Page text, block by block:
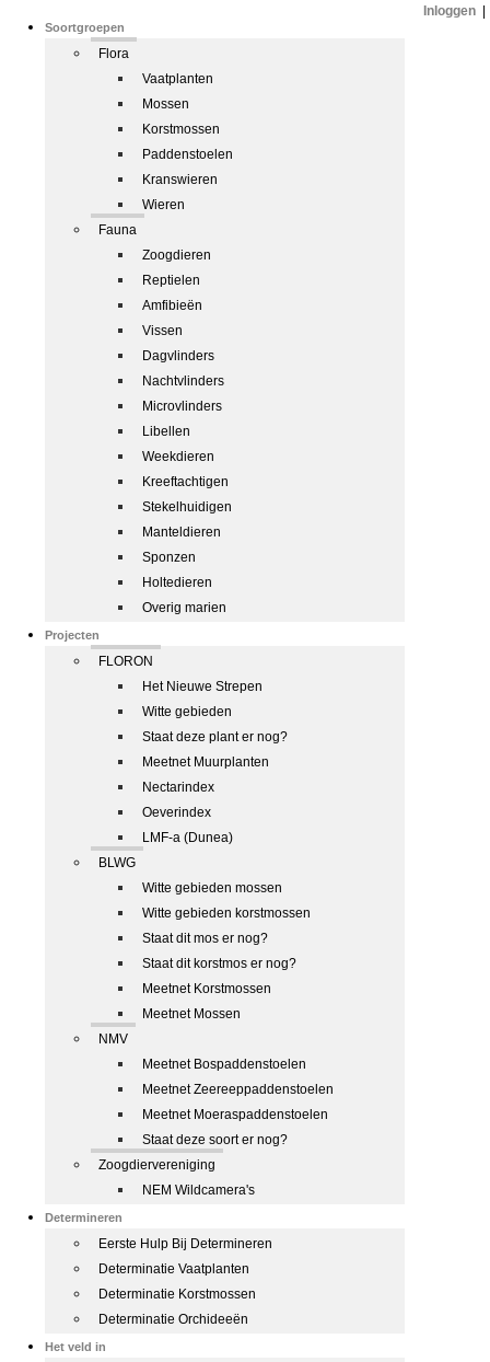
Soortgroepen
Flora
Vaatplanten
Mossen
Korstmossen
Paddenstoelen
Kranswieren
Wieren
Fauna
Zoogdieren
Reptielen
Amfibieën
Vissen
Dagvlinders
Nachtvlinders
Microvlinders
Libellen
Weekdieren
Kreeftachtigen
Stekelhuidigen
Manteldieren
Sponzen
Holtedieren
Overig marien
Projecten
FLORON
Het Nieuwe Strepen
Witte gebieden
Staat deze plant er nog?
Meetnet Muurplanten
Nectarindex
Oeverindex
LMF-a (Dunea)
BLWG
Witte gebieden mossen
Witte gebieden korstmossen
Staat dit mos er nog?
Staat dit korstmos er nog?
Meetnet Korstmossen
Meetnet Mossen
NMV
Meetnet Bospaddenstoelen
Meetnet Zeereeppaddenstoelen
Meetnet Moeraspaddenstoelen
Staat deze soort er nog?
Zoogdiervereniging
NEM Wildcamera's
Determineren
Eerste Hulp Bij Determineren
Determinatie Vaatplanten
Determinatie Korstmossen
Determinatie Orchideeën
Het veld in
Inloggen